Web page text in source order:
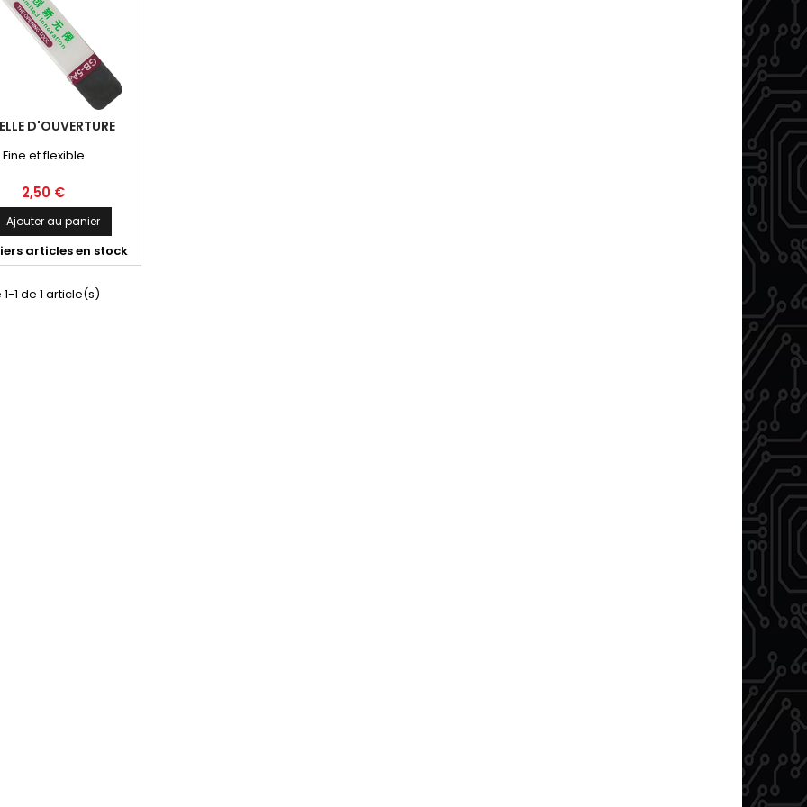
D'OUVERTURE
Fine et flexible
2,50 €
Ajouter au panier
articles en stock
1 de 1 article(s)